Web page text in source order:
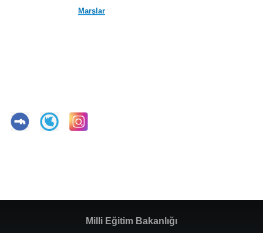
Marşlar
Milli Eğitim Bakanlığı